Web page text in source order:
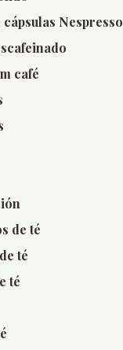
cápsulas Nespresso
café
de té
té
té